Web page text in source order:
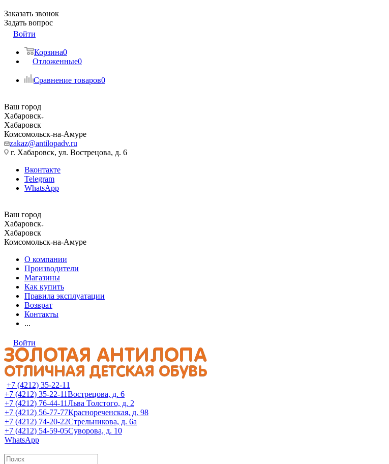
Заказать звонок
Задать вопрос
Войти
Корзина0
Отложенные0
Сравнение товаров0
Ваш город
Хабаровск
Хабаровск
Комсомольск-на-Амуре
zakaz@antilopadv.ru
г. Хабаровск, ул. Вострецова, д. 6
Вконтакте
Telegram
WhatsApp
Ваш город
Хабаровск
Хабаровск
Комсомольск-на-Амуре
О компании
Производители
Магазины
Как купить
Правила эксплуатации
Возврат
Контакты
...
Войти
+7 (4212) 35-22-11
+7 (4212) 35-22-11Вострецова, д. 6
+7 (4212) 76-44-11Льва Толстого, д. 2
+7 (4212) 56-77-77Краснореченская, д. 98
+7 (4212) 74-20-22Стрельникова, д. 6а
+7 (4212) 54-59-05Суворова, д. 10
WhatsApp